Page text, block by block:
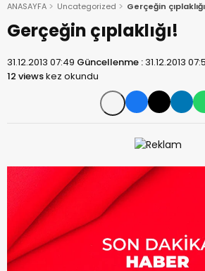
ANASAYFA Uncategorized Gerçeğin
Gerçeğin çıplaklığı!
31.12.2013 07:49 Güncellenme :31.12.2013
12 viewskez okundu